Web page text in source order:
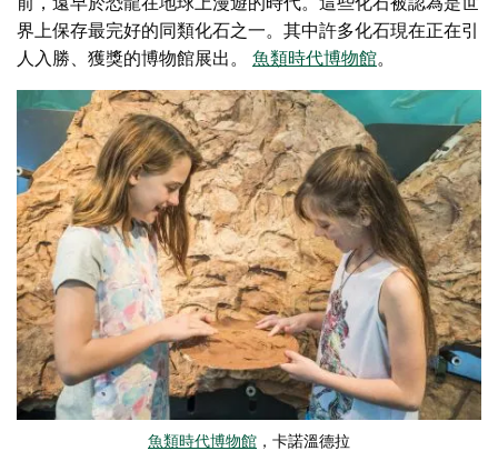
界上保存最完好的同類化石之一。其中許多化石現在正在引
人入勝、獲獎的博物館展出。
魚類時代博物館。
魚類時代博物館 ，卡諾溫德拉